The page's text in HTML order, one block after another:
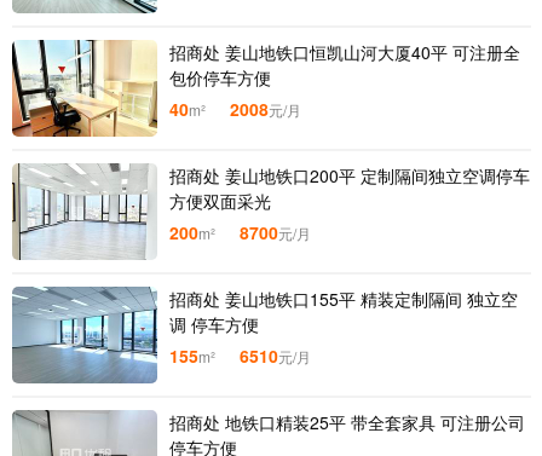
招商处 姜山地铁口恒凯山河大厦40平 可注册全
包价停车方便
40m² 2008元/月
招商处 姜山地铁口200平 定制隔间独立空调停车
方便双面采光
200m² 8700元/月
招商处 姜山地铁口155平 精装定制隔间 独立空
调 停车方便
155m² 6510元/月
招商处 地铁口精装25平 带全套家具 可注册公司
停车方便